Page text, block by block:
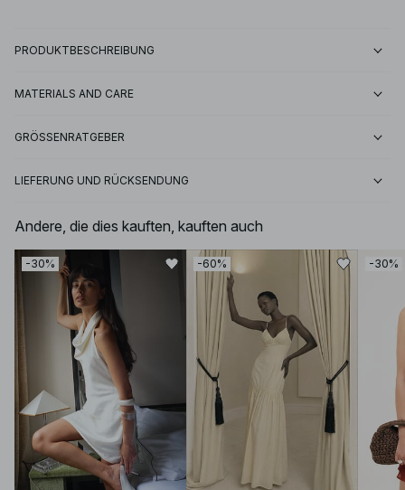
PRODUKTBESCHREIBUNG
MATERIALS AND CARE
GRÖSSENRATGEBER
LIEFERUNG UND RÜCKSENDUNG
Andere, die dies kauften, kauften auch
-30% -60% -30%